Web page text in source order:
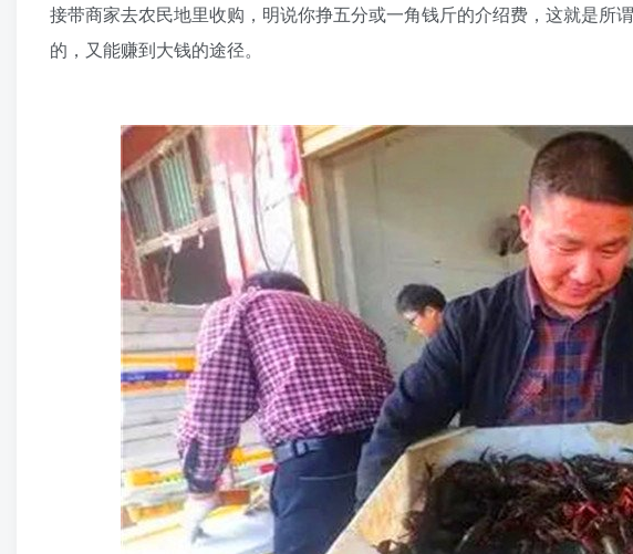
接带商家去农民地里收购，明说你挣五分或一角钱斤的介绍费，这就是所
的，又能赚到大钱的途径。